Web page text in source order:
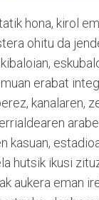
hona, kirol
ohitu da
erabat
kanalaren,
kasuan,
hutsik ikusi
aukera eman